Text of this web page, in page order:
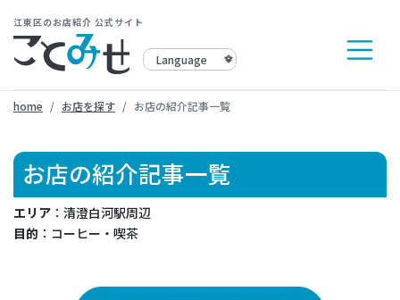
江東区のお店紹介 公式サイト
home お店を探す お店の紹介記事一覧
お店の紹介記事一覧
エリア ：清澄白河駅周辺
目的 ：コーヒー・喫茶